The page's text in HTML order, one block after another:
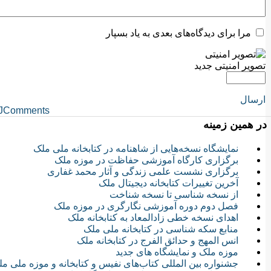
مرا برای دیدگاه‌های بعدی به یاد بسپار
تصویر امنیتی جدید
ارسال
در همین زمینه
نمایشگاه نسخه‌هایی از شاهنامه در کتابخانه ملی ملک
برگزاری کارگاه آموزشی حفاظت در موزه ملک
برگزاری نشست علمی زندگی و آثار محمد غفاری
آخرین تغییرات کتابخانه دیجیتال ملک
از نسخه شناسی تا نسخه شناخت
فصل دوم دوره آموزشی نگارگری در موزه ملک
اهدای نسخه خطی زادالمعاد به کتابخانه ملک
منابع سکه شناسی در کتابخانه ملی ملک
انس المهج و حدائق الفرج در کتابخانه ملک
موزه ملک و نمایشگاه های جدید
جشنواره بین المللی کتاب‌های نفیس و کتابخانه و موزه ملی